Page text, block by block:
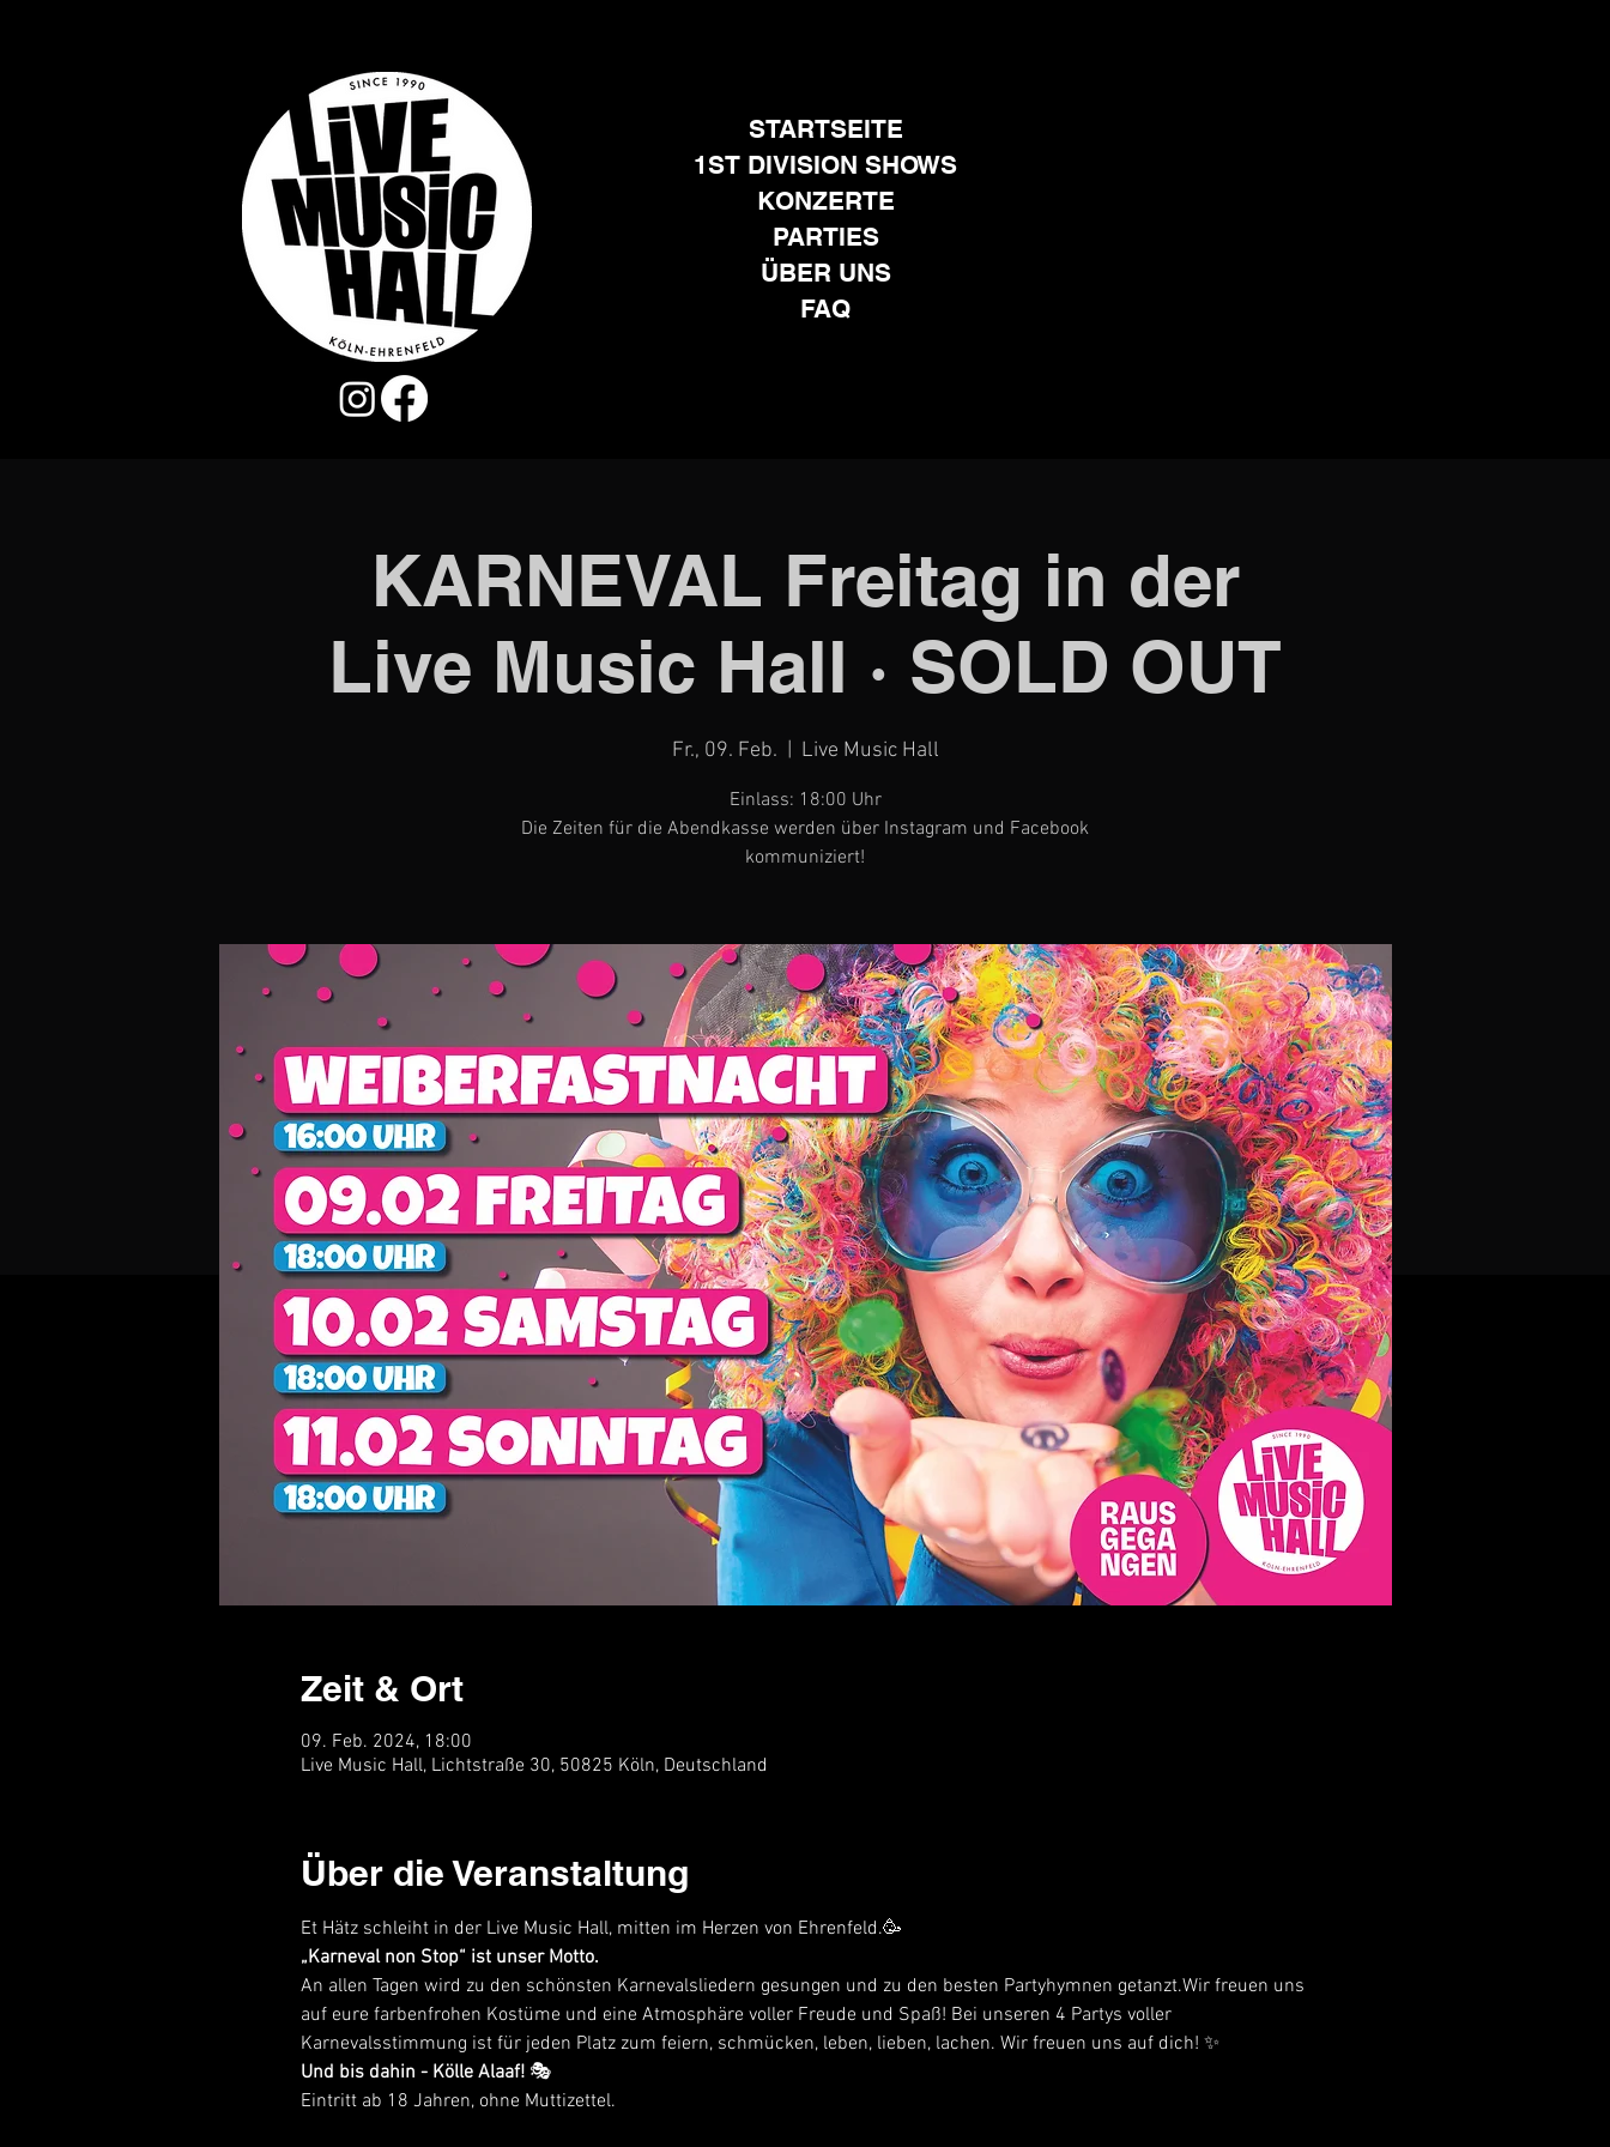
STARTSEITE
1ST DIVISION SHOWS
KONZERTE
PARTIES
ÜBER UNS
FAQ
KARNEVAL Freitag in der
Live Music Hall · SOLD OUT
Fr., 09. Feb. Live Music Hall
Einlass: 18:00 Uhr
Die Zeiten für die Abendkasse werden über Instagram und Facebook
kommuniziert!
Zeit & Ort
09. Feb. 2024, 18:00
Live Music Hall, Lichtstraße 30, 50825 Köln, Deutschland
Über die Veranstaltung
Et Hätz schleiht in der Live Music Hall, mitten im Herzen von Ehrenfeld.🥳
„Karneval non Stop“ ist unser Motto.
An allen Tagen wird zu den schönsten Karnevalsliedern gesungen und zu den besten Partyhymnen getanzt.Wir freuen uns
auf eure farbenfrohen Kostüme und eine Atmosphäre voller Freude und Spaß! Bei unseren 4 Partys voller
Karnevalsstimmung ist für jeden Platz zum feiern, schmücken, leben, lieben, lachen. Wir freuen uns auf dich! ✨
Und bis dahin - Kölle Alaaf! 🎭
Eintritt ab 18 Jahren, ohne Muttizettel.